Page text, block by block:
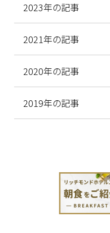
2023年の記事
2021年の記事
2020年の記事
2019年の記事